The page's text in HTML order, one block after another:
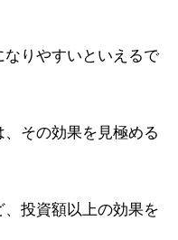
りやすいといえるで
その効果を見極める
投資額以上の効果を